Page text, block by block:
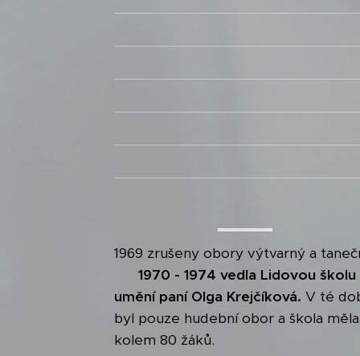
1969 zrušeny obory výtvarný a
1970 - 1974 vedla Lidovou školu
umění paní Olga Krejčíková. V té
byl pouze hudební obor a škola měla
kolem 80 žáků.